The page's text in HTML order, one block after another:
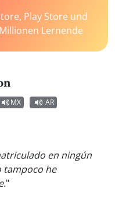
Play Store und
Lernende
MX AR
en ningún
he
"